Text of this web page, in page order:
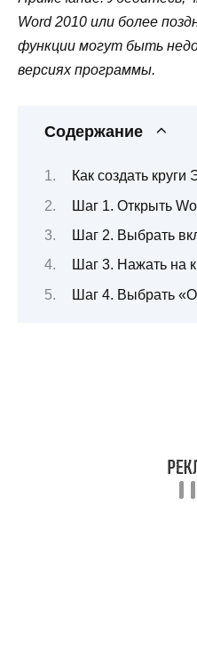
Word 2010 или более
функции могут быть
версиях программы.
Содержание
Как создать круги
Шаг 1. Открыть
Шаг 2. Выбрать
Шаг 3. Нажать на
Шаг 4. Выбрать